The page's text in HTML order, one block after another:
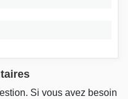
Si vous avez besoin